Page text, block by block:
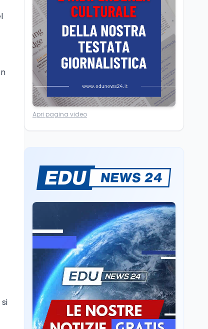
Il cloaking selettivo di
Time: ads invisibili solo
per i chatbot AI
Mondo 8 ago
A Nonthaburi il killer
14enne era bullizzato: la
Lavoro8 ago
Riforma del calcio, si
Mario Occhiuto
Mondo
L'8 agosto è la Giornata
europea in memoria
Istituita dal Parlamento
di Strasburgo in ricordo
dei minatori morti a
Marcinelle nel 1956
Università8 ago
Università statali, il
Fondo ordinario 2026
sale a 9,415 miliardi, c'è
la firma della ministra
Bernini sul decreto
Tecnologia8 ago
Il cloaking selettivo di
Time: ads invisibili solo
per i chatbot AI
Apri pagina video